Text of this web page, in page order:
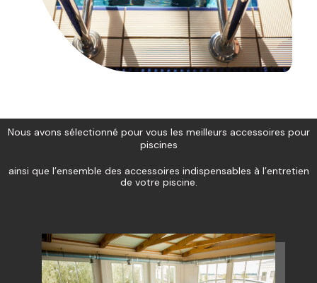
Nous avons sélectionné pour vous les meilleurs accessoires pour
piscines
ainsi que l’ensemble des accessoires indispensables à l’entretien
de votre piscine.